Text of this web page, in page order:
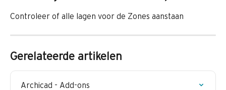
Controleer of alle lagen voor de Zones aanstaan
Gerelateerde artikelen
Archicad - Add-ons